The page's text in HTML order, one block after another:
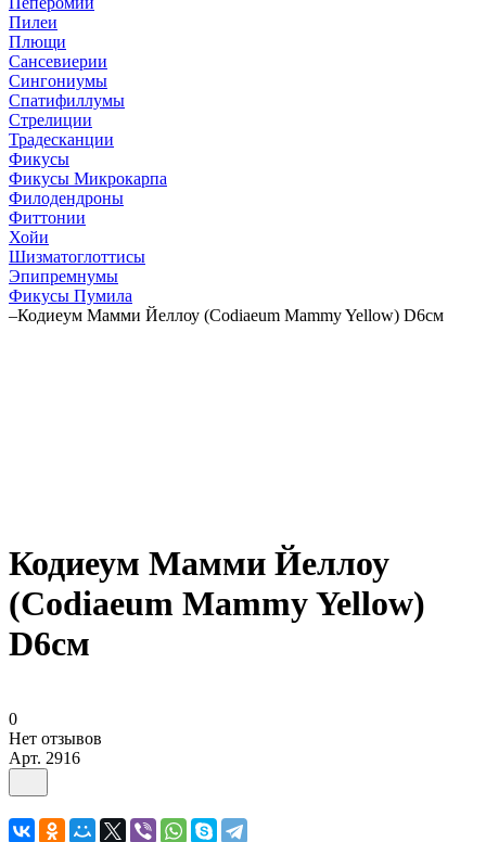
Пилеи
Плющи
Сансевиерии
Сингониумы
Спатифиллумы
Стрелиции
Традесканции
Фикусы
Фикусы Микрокарпа
Филодендроны
Фиттонии
Хойи
Шизматоглоттисы
Эпипремнумы
Фикусы Пумила
–Кодиеум Мамми Йеллоу (Codiaeum Mammy Yellow) D6см
Кодиеум Мамми Йеллоу
(Codiaeum Mammy Yellow)
D6см
0
Нет отзывов
Арт. 2916